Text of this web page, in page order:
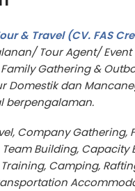
& Travel (CV. FAS
Tour Agent/ Event
Gathering &
Domestik dan
berpengalaman.
Company Gathering,
Building, Capacity
Camping,